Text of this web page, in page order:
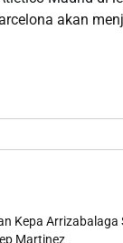
akan
Kepa Arrizabalaga
Martinez